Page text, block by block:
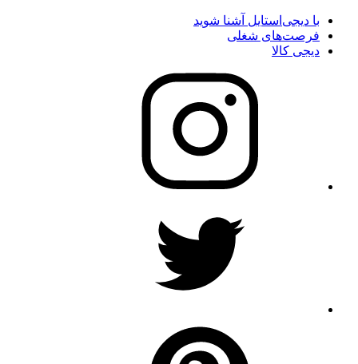
با دیجی‌استایل آشنا شوید
فرصت‌های شغلی
دیجی کالا